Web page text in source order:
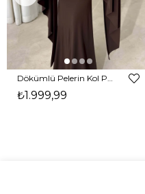
Dökümlü Pelerin Kol Pencere Detaylı Maxi Kahverengi Arlev Kadın Elbise 26Y511
₺1.999,99